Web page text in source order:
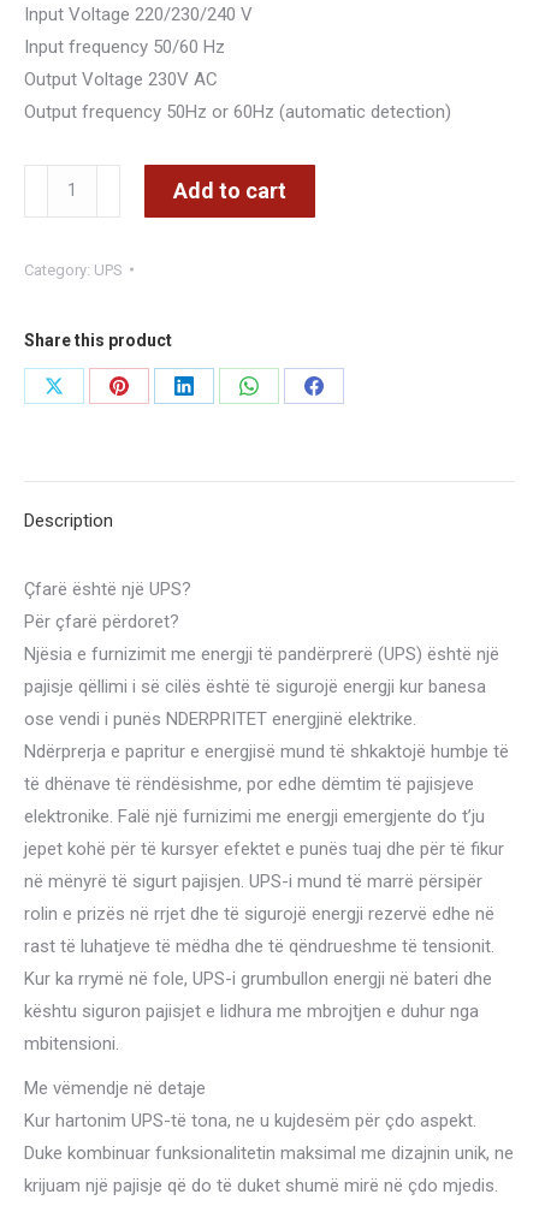
Input Voltage 220/230/240 V
Input frequency 50/60 Hz
Output Voltage 230V AC
Output frequency 50Hz or 60Hz (automatic detection)
Power
UPS
1000VA
600W
VERSION
|
2x
Schuko
2x
IEC
Sockets
-
11500
LEKE
quantity
Add to cart
Category: UPS
Share this product
Share
Share
Share
Share
Share
Description
Çfarë është një UPS?
Për çfarë përdoret?
Njësia e furnizimit me energji të pandërprerë (UPS) është një
pajisje qëllimi i së cilës është të sigurojë energji kur banesa
ose vendi i punës NDERPRITET energjinë elektrike.
Ndërprerja e papritur e energjisë mund të shkaktojë humbje të
të dhënave të rëndësishme, por edhe dëmtim të pajisjeve
elektronike. Falë një furnizimi me energji emergjente do t’ju
jepet kohë për të kursyer efektet e punës tuaj dhe për të fikur
në mënyrë të sigurt pajisjen. UPS-i mund të marrë përsipër
rolin e prizës në rrjet dhe të sigurojë energji rezervë edhe në
rast të luhatjeve të mëdha dhe të qëndrueshme të tensionit.
Kur ka rrymë në fole, UPS-i grumbullon energji në bateri dhe
kështu siguron pajisjet e lidhura me mbrojtjen e duhur nga
mbitensioni.
Me vëmendje në detaje
Kur hartonim UPS-të tona, ne u kujdesëm për çdo aspekt.
Duke kombinuar funksionalitetin maksimal me dizajnin unik, ne
krijuam një pajisje që do të duket shumë mirë në çdo mjedis.